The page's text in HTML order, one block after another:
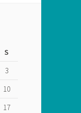
S
3
10
17